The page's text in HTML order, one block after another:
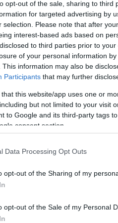
opt-out of the sale, sharing to
for targeted advertising by
selection. Please note that after
interest-based ads based on
to third parties prior to
of your personal information
This information may also be
Participants that may further
that this website/app uses one or
but not limited to your visit
to Google and its third-party tags
consent section.
Data Processing Opt Outs
opt-out of the Sharing of my
opt-out of the Sale of my Personal
a publicitás miatt akar
sem volt önálló
a színésznő nem
szerinte Madonna
növelése miatt
Shimizu színésznővel
a színésznő nem
volt, szerinte nem kell